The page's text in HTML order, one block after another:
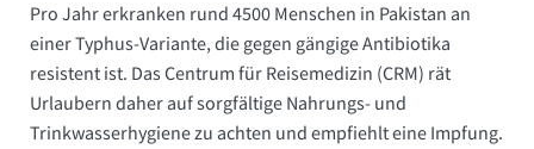
Pro Jahr erkranken rund 4500 Menschen in Pakistan an
einer Typhus-Variante, die gegen gängige Antibiotika
resistent ist. Das Centrum für Reisemedizin (CRM) rät
Urlaubern daher auf sorgfältige Nahrungs- und
Trinkwasserhygiene zu achten und empfiehlt eine Impfung.